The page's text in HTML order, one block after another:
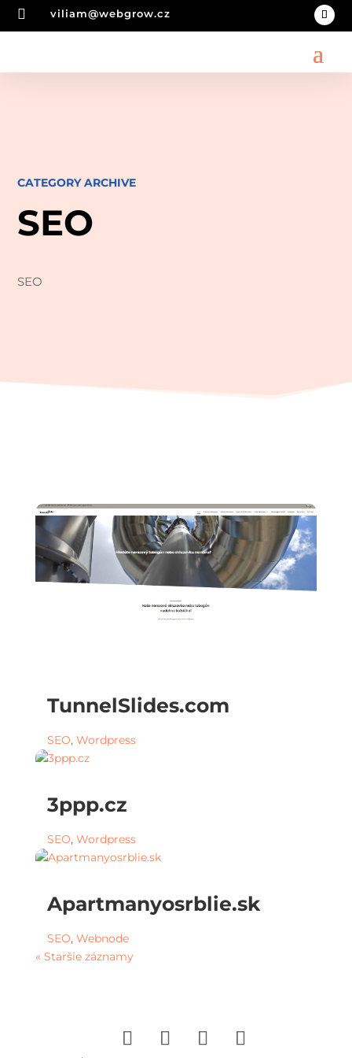
 viliam@webgrow.cz
CATEGORY ARCHIVE
SEO
SEO
TunnelSlides.com
SEO, Wordpress
3ppp.cz
SEO, Wordpress
Apartmanyosrblie.sk
SEO, Webnode
« Staršie záznamy